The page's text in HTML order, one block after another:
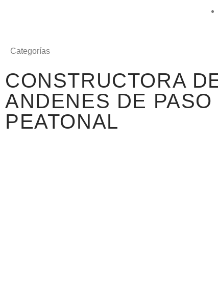
Categorías
CONSTRUCTORA
ANDENES DE PASO
PEATONAL